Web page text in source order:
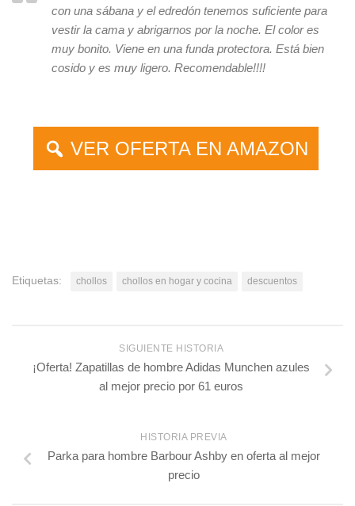
con una sábana y el edredón tenemos suficiente para
vestir la cama y abrigarnos por la noche. El color es
muy bonito. Viene en una funda protectora. Está bien
cosido y es muy ligero. Recomendable!!!!
VER OFERTA EN AMAZON
Etiquetas: chollos chollos en hogar y cocina descuentos
SIGUIENTE HISTORIA
¡Oferta! Zapatillas de hombre Adidas Munchen azules
al mejor precio por 61 euros
HISTORIA PREVIA
Parka para hombre Barbour Ashby en oferta al mejor
precio